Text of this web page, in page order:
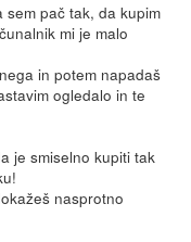
sem pač tak, da kupim
mi je malo
in potem napadaš
ogledalo in te
je smiselno kupiti tak
nasprotno